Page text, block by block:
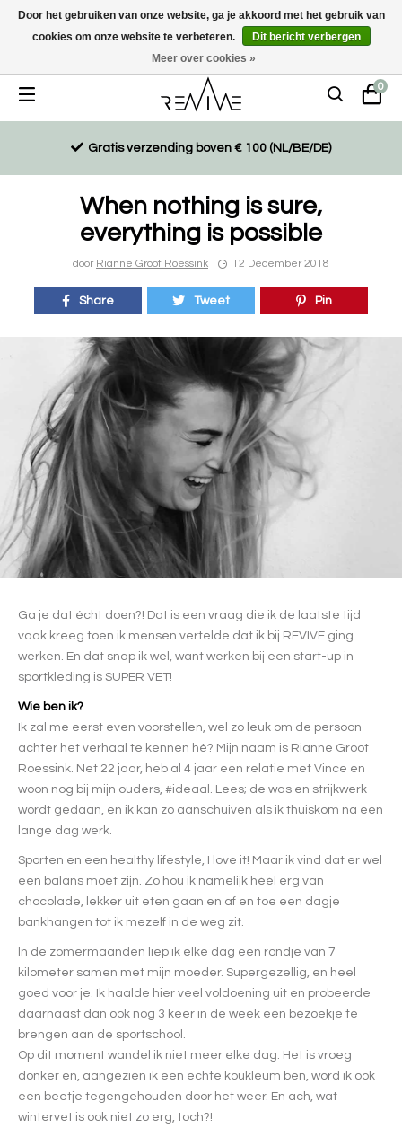
Duurzaam, eco-vriendelijk en ethisch gemaakte producten
0
Gratis verzending boven € 100 (NL/BE/DE)
When nothing is sure,
everything is possible
door Rianne Groot Roessink 12 December 2018
Share Tweet Pin
Ga je dat écht doen?! Dat is een vraag die ik de laatste tijd
vaak kreeg toen ik mensen vertelde dat ik bij REVIVE ging
werken. En dat snap ik wel, want werken bij een start-up in
sportkleding is SUPER VET!
Wie ben ik?
Ik zal me eerst even voorstellen, wel zo leuk om de persoon
achter het verhaal te kennen hè? Mijn naam is Rianne Groot
Roessink. Net 22 jaar, heb al 4 jaar een relatie met Vince en
woon nog bij mijn ouders, #ideaal. Lees; de was en strijkwerk
wordt gedaan, en ik kan zo aanschuiven als ik thuiskom na een
lange dag werk.
Sporten en een healthy lifestyle, I love it! Maar ik vind dat er wel
een balans moet zijn. Zo hou ik namelijk héél erg van
chocolade, lekker uit eten gaan en af en toe een dagje
bankhangen tot ik mezelf in de weg zit.
In de zomermaanden liep ik elke dag een rondje van 7
kilometer samen met mijn moeder. Supergezellig, en heel
goed voor je. Ik haalde hier veel voldoening uit en probeerde
daarnaast dan ook nog 3 keer in de week een bezoekje te
brengen aan de sportschool.
Op dit moment wandel ik niet meer elke dag. Het is vroeg
donker en, aangezien ik een echte koukleum ben, word ik ook
een beetje tegengehouden door het weer. En ach, wat
wintervet is ook niet zo erg, toch?!
Door het gebruiken van onze website, ga je akkoord met het gebruik van
cookies om onze website te verbeteren.
Dit bericht verbergen
Meer over cookies »